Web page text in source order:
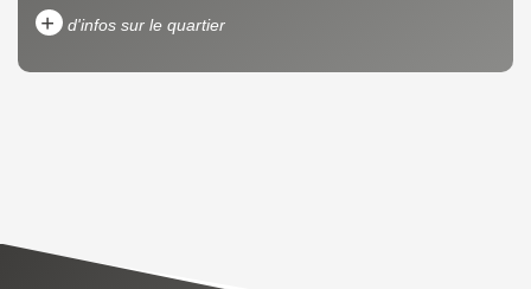
+ d'infos sur le quartier
TAUX DE PROPRIÉTAIRES